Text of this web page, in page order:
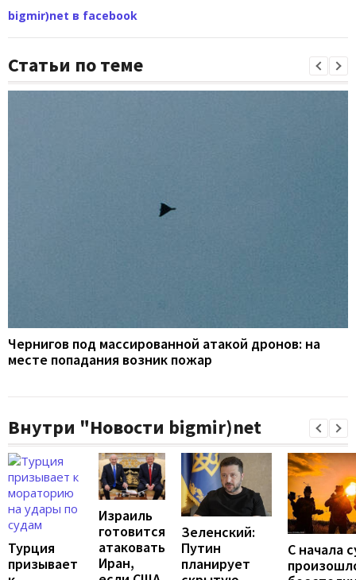
bigmir)net в facebook
Статьи по теме
Чернигов под массированной атакой дронов: на
месте попадания возник пожар
Внутри "Новости bigmir)net
Турция
призывает
Израиль
готовится
атаковать
Иран,
Зеленский:
Путин
планирует
С начала